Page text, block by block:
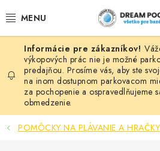
na
BAZÉNY
VÍRIVKY
ASEKO PRÍSLUŠENSTVO
výkopových prác nie je možné
predajňou. Prosíme vás, aby ste
na inom dostupnom parkovacom
za pochopenie a ospravedlňujeme
obmedzenie.
POMÔCKY NA PLÁVANIE A HRAČKY